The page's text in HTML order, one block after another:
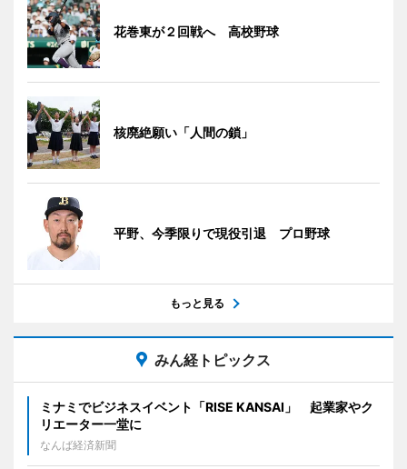
花巻東が２回戦へ 高校野球
核廃絶願い「人間の鎖」
平野、今季限りで現役引退 プロ野球
もっと見る
みん経トピックス
ミナミでビジネスイベント「RISE KANSAI」 起業家やク
リエーター一堂に
なんば経済新聞